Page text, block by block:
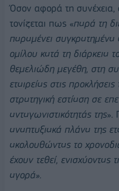
Όσον αφορά τη συνέχεια,
τονίζεται πως «παρά τη
παραμένει συγκρατημένα
ομίλου κατά τη διάρκεια
θεμελιώδη μεγέθη, στη
εταιρείας στις
στρατηγική εστίαση σε
ανταγωνιστικότητάς της».
αναπτυξιακά πλάνα της
ακολουθώντας το
έχουν τεθεί,
αγορά».